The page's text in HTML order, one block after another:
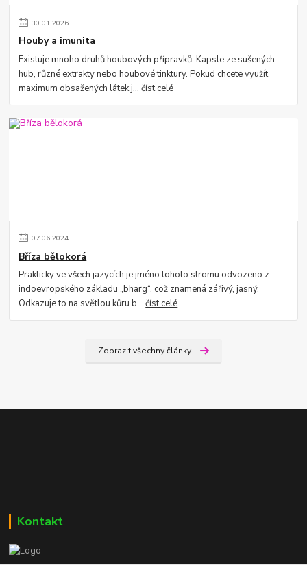
30.01.2026
Houby a imunita
Existuje mnoho druhů houbových přípravků. Kapsle ze sušených
hub, různé extrakty nebo houbové tinktury. Pokud chcete využít
maximum obsažených látek j...číst celé
07.06.2024
Bříza bělokorá
Prakticky ve všech jazycích je jméno tohoto stromu odvozeno z
indoevropského základu „bharg“, což znamená zářivý, jasný.
Odkazuje to na světlou kůru b...číst celé
Zobrazit všechny články
Kontakt